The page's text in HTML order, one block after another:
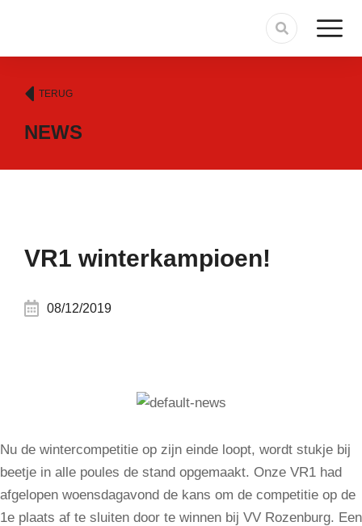
TERUG
NEWS
VR1 winterkampioen!
08/12/2019
Nu de wintercompetitie op zijn einde loopt, wordt stukje bij
beetje in alle poules de stand opgemaakt. Onze VR1 had
afgelopen woensdagavond de kans om de competitie op de
1e plaats af te sluiten door te winnen bij VV Rozenburg. Een